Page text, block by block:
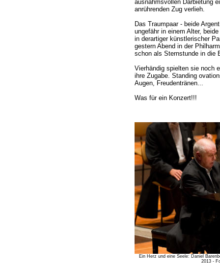
ausnahmsvollen Darbietung
anrührenden Zug verlieh.
Das Traumpaar - beide
ungefähr in einem Alter,
in derartiger künstlerischer
gestern Abend in der
schon als Sternstunde in die
Vierhändig spielten sie noch
ihre Zugabe. Standing
Augen, Freudentränen...
Was für ein Konzert!!!
Ein Herz und eine Seele: Daniel
2013 -